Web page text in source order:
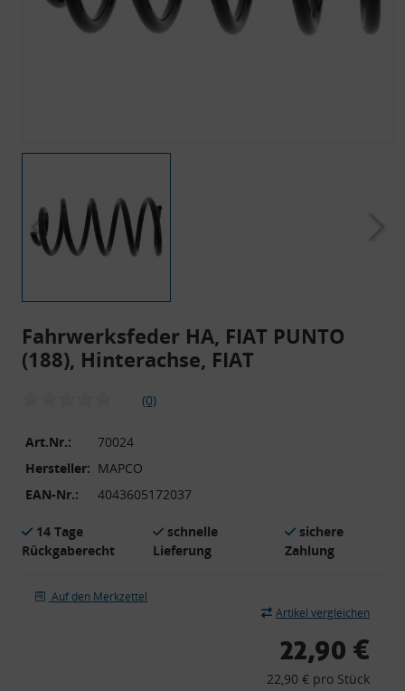
Fahrwerksfeder HA, FIAT PUNTO
(188), Hinterachse, FIAT
(0)
Art.Nr.:
70024
Hersteller: MAPCO
EAN-Nr.:
4043605172037
14 Tage
Rückgaberecht
schnelle
Lieferung
sichere
Zahlung
Auf den Merkzettel
Artikel vergleichen
22,90 €
22,90 € pro Stück